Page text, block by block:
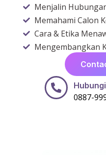
Menjalin
Memahami Calon
Cara & Etika
Mengembangkan
0887-